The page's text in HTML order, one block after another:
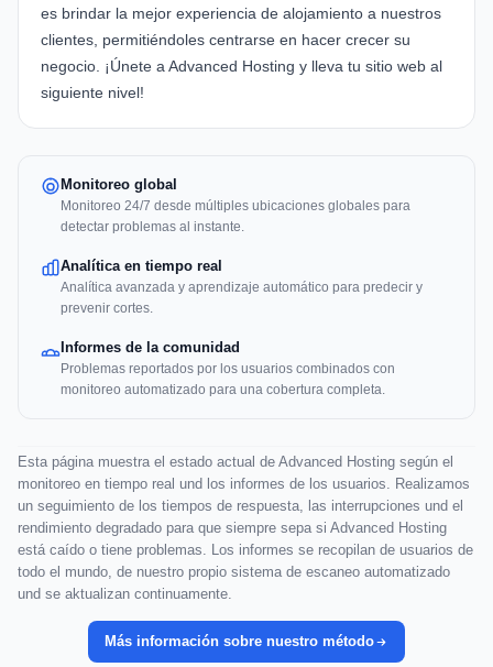
es brindar la mejor experiencia de alojamiento a nuestros
clientes, permitiéndoles centrarse en hacer crecer su
negocio. ¡Únete a Advanced Hosting y lleva tu sitio web al
siguiente nivel!
Monitoreo global
Monitoreo 24/7 desde múltiples ubicaciones globales para
detectar problemas al instante.
Analítica en tiempo real
Analítica avanzada y aprendizaje automático para predecir y
prevenir cortes.
Informes de la comunidad
Problemas reportados por los usuarios combinados con
monitoreo automatizado para una cobertura completa.
Esta página muestra el estado actual de Advanced Hosting según el
monitoreo en tiempo real und los informes de los usuarios. Realizamos
un seguimiento de los tiempos de respuesta, las interrupciones und el
rendimiento degradado para que siempre sepa si Advanced Hosting
está caído o tiene problemas. Los informes se recopilan de usuarios de
todo el mundo, de nuestro propio sistema de escaneo automatizado
und se aktualizan continuamente.
Más información sobre nuestro método